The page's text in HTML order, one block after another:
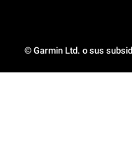
© Garmin Ltd. o sus